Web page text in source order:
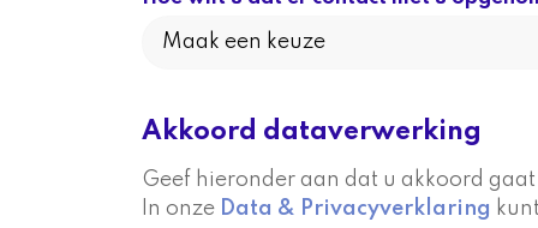
Akkoord dataverwerking
Geef hieronder aan dat u akkoord
In onze Data & Privacyverklaring